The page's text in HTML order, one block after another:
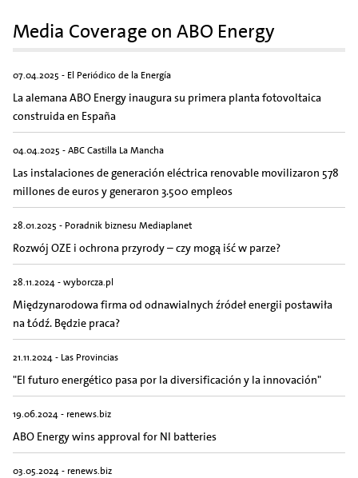
Media Coverage on ABO Energy
07.04.2025 - El Periódico de la Energía
La alemana ABO Energy inaugura su primera planta fotovoltaica
construida en España
04.04.2025 - ABC Castilla La Mancha
Las instalaciones de generación eléctrica renovable movilizaron 578
millones de euros y generaron 3.500 empleos
28.01.2025 - Poradnik biznesu Mediaplanet
Rozwój OZE i ochrona przyrody – czy mogą iść w parze?
28.11.2024 - wyborcza.pl
Międzynarodowa firma od odnawialnych źródeł energii postawiła
na Łódź. Będzie praca?
21.11.2024 - Las Provincias
"El futuro energético pasa por la diversificación y la innovación"
19.06.2024 - renews.biz
ABO Energy wins approval for NI batteries
03.05.2024 - renews.biz